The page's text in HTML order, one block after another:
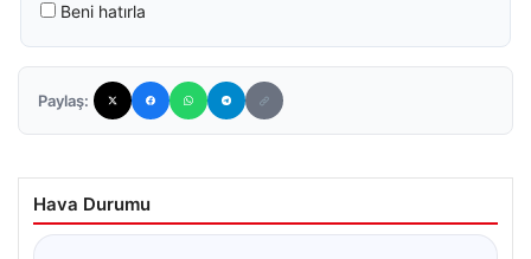
Beni hatırla
Paylaş:
Hava Durumu